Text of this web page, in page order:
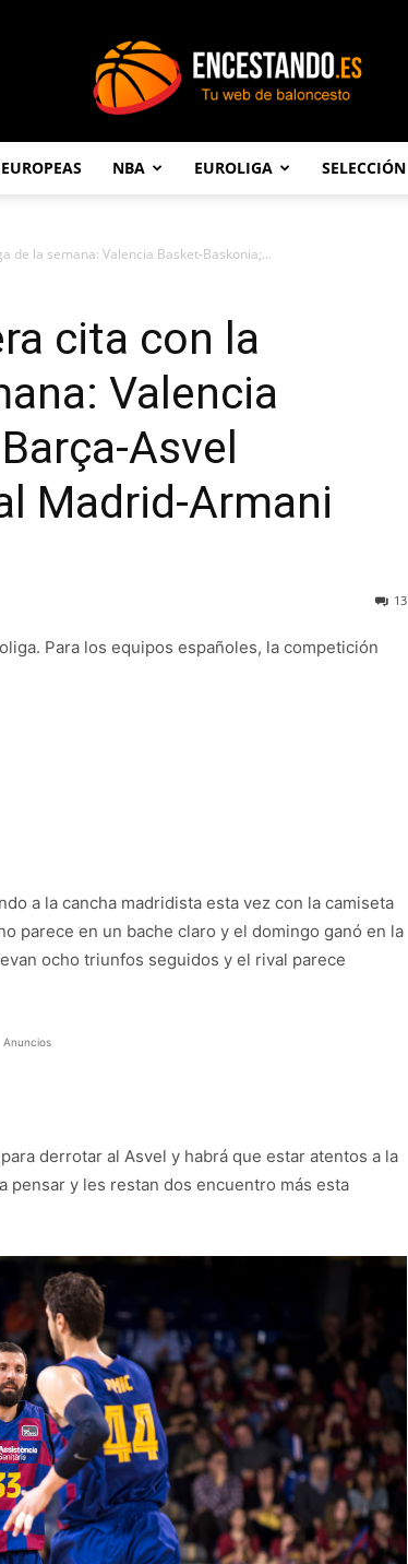
NBA EUROLIGA SELECCIÓN
de la semana: Valencia Basket-Baskonia;...
cita con la
Valencia
Asvel
Madrid-Armani
13
Para los equipos españoles, la competición
a la cancha madridista esta vez con la camiseta
parece en un bache claro y el domingo ganó en la
ocho triunfos seguidos y el rival parece
Anuncios
derrotar al Asvel y habrá que estar atentos a la
pensar y les restan dos encuentro más esta